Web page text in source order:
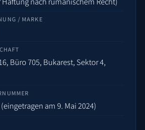
/ MARKE
Büro 705, Bukarest, Sektor 4,
am 9. Mai 2024)